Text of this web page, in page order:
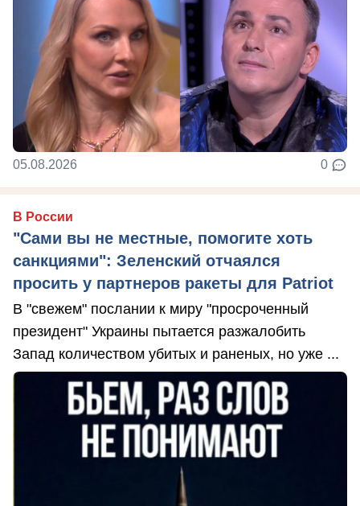
05.08.2026 0
В России
"Сами вы не местные, помогите хоть
санкциями": Зеленский отчаялся
просить у партнеров ракеты для Patriot
В "свежем" послании к миру "просроченный
президент" Украины пытается разжалобить
Запад количеством убитых и раненых, но уже ...